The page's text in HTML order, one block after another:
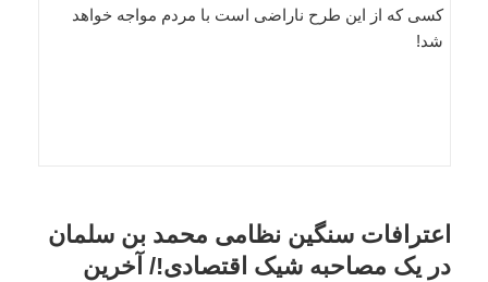
کسی که از این طرح ناراضی است با مردم مواجه خواهد
شد!
اعترافات سنگین نظامی محمد بن سلمان
در یک مصاحبه شیک اقتصادی!/ آخرین